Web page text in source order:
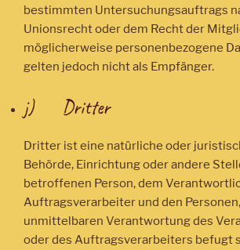
bestimmten Untersuchungsauftrags
Unionsrecht oder dem Recht der
möglicherweise personenbezogene
gelten jedoch nicht als Empfänger.
j) Dritter
Dritter ist eine natürliche oder
Behörde, Einrichtung oder andere
betroffenen Person, dem
Auftragsverarbeiter und den
unmittelbaren Verantwortung des
oder des Auftragsverarbeiters befugt